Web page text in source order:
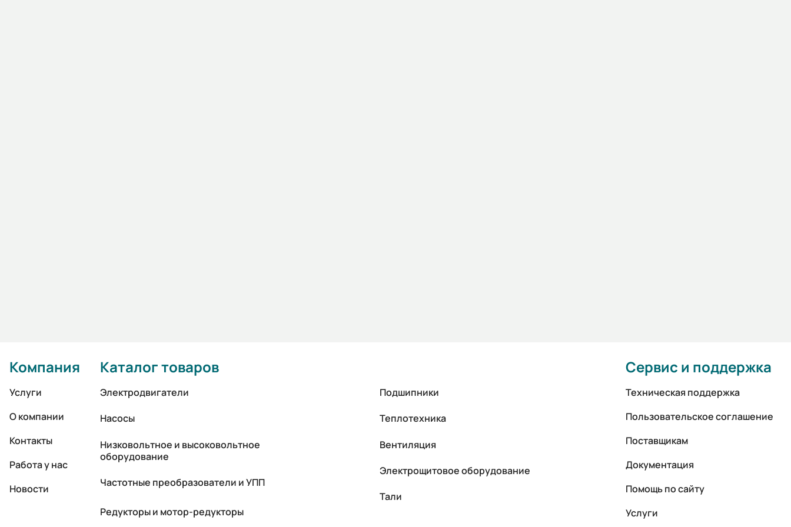
Компания
Услуги
О компании
Контакты
Работа у нас
Новости
Каталог товаров
Электродвигатели
Насосы
Низковольтное и высоковольтное
оборудование
Частотные преобразователи и УПП
Редукторы и мотор-редукторы
Подшипники
Теплотехника
Вентиляция
Электрощитовое оборудование
Тали
Сервис и поддержка
Техническая поддержка
Пользовательское соглашение
Поставщикам
Документация
Помощь по сайту
Услуги